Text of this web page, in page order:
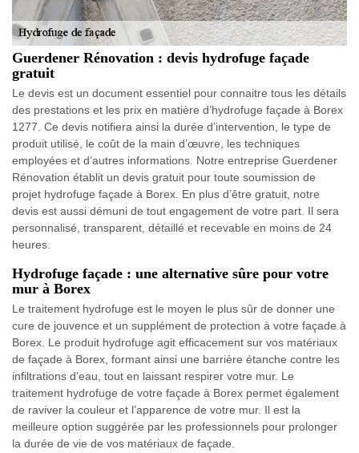
Guerdener Rénovation : devis hydrofuge façade
gratuit
Le devis est un document essentiel pour connaitre tous les détails
des prestations et les prix en matière d’hydrofuge façade à Borex
1277. Ce devis notifiera ainsi la durée d’intervention, le type de
produit utilisé, le coût de la main d’œuvre, les techniques
employées et d’autres informations. Notre entreprise Guerdener
Rénovation établit un devis gratuit pour toute soumission de
projet hydrofuge façade à Borex. En plus d’être gratuit, notre
devis est aussi démuni de tout engagement de votre part. Il sera
personnalisé, transparent, détaillé et recevable en moins de 24
heures.
Hydrofuge façade : une alternative sûre pour votre
mur à Borex
Le traitement hydrofuge est le moyen le plus sûr de donner une
cure de jouvence et un supplément de protection à votre façade à
Borex. Le produit hydrofuge agit efficacement sur vos matériaux
de façade à Borex, formant ainsi une barrière étanche contre les
infiltrations d’eau, tout en laissant respirer votre mur. Le
traitement hydrofuge de votre façade à Borex permet également
de raviver la couleur et l’apparence de votre mur. Il est la
meilleure option suggérée par les professionnels pour prolonger
la durée de vie de vos matériaux de façade.